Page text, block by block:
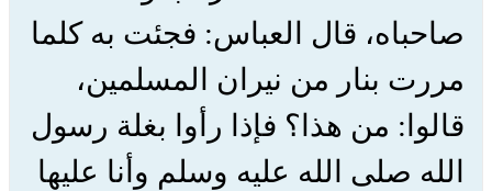
صاحباه، قال العباس: فجئت به كلما
مررت بنار من نيران المسلمين،
قالوا: من هذا؟ فإذا رأوا بغلة رسول
الله صلى الله عليه وسلم وأنا عليها